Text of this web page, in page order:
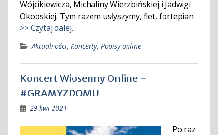
Wójcikiewicza, Michaliny Wierzbińskiej i Jadwigi
Okopskiej. Tym razem usłyszymy, flet, fortepian
>> Czytaj dalej…
Aktualności, Koncerty, Popisy online
Koncert Wiosenny Online –
#GRAMYZDOMU
29 kwi 2021
Po raz